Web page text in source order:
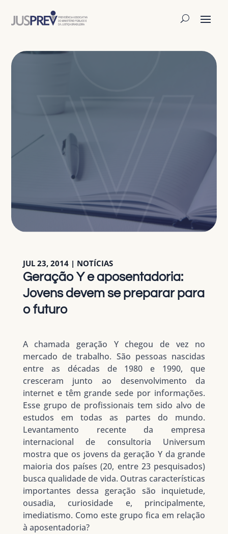
Geração Y e aposentadoria:
Jovens devem se preparar para
o futuro
JUL 23, 2014| NOTÍCIAS
A chamada geração Y chegou de vez no
mercado de trabalho. São pessoas nascidas
entre as décadas de 1980 e 1990, que
cresceram junto ao desenvolvimento da
internet e têm grande sede por informações.
Esse grupo de profissionais tem sido alvo de
estudos em todas as partes do mundo.
Levantamento recente da empresa
internacional de consultoria Universum
mostra que os jovens da geração Y da grande
maioria dos países (20, entre 23 pesquisados)
busca qualidade de vida. Outras características
importantes dessa geração são inquietude,
ousadia, curiosidade e, principalmente,
imediatismo. Como este grupo fica em relação
à aposentadoria?